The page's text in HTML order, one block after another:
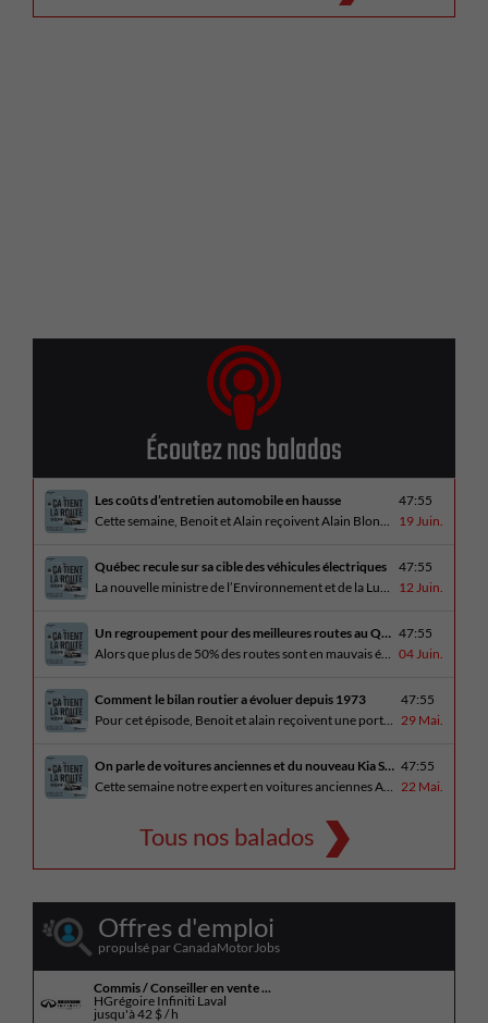
Écoutez nos balados
Les coûts d’entretien automobile en hausse
47:55
19 Juin.
Québec recule sur sa cible des véhicules électriques
47:55
12 Juin.
Un regroupement pour des meilleures routes au Québec 47:55
04 Juin.
Comment le bilan routier a évoluer depuis 1973
47:55
29 Mai.
On parle de voitures anciennes et du nouveau Kia Seltos 2027 47:55
22 Mai.
Tous nos balados
Offres d'emploi
propulsé par CanadaMotorJobs
Commis / Conseiller en vente ...
HGrégoire Infiniti Laval
jusqu'à42 $ / h